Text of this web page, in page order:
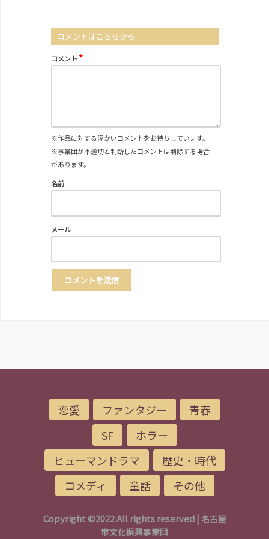
コメントはこちらから
コメント *
※作品に対する温かいコメントをお待ちしています。
※事業団が不適切と判断したコメントは削除する場合
があります。
名前
メール
恋愛 ファンタジー
青春
SF
ホラー
ヒューマンドラマ
歴史・時代
コメディ
童話 その他
Copyright ©2022 All rights reserved | 名古屋
市文化振興事業団